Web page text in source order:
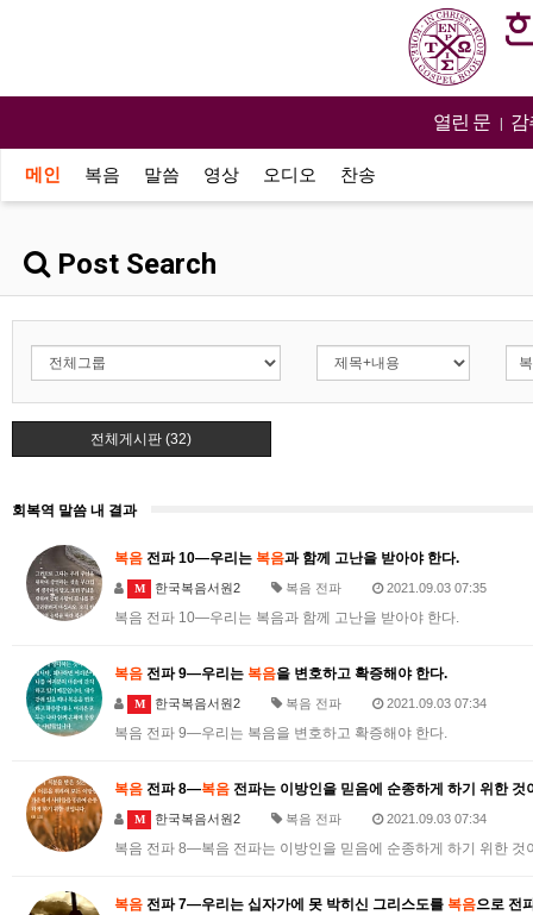
열린 문 | 감
메인 복음 말씀 영상 오디오 찬송
Post Search
전체게시판 (32)
회복역 말씀 내 결과
복음 전파 10―우리는 복음과 함께 고난을 받아야 한다.
M 한국복음서원2 복음 전파 2021.09.03 07:35
복음 전파 10―우리는 복음과 함께 고난을 받아야 한다.
복음 전파 9―우리는 복음을 변호하고 확증해야 한다.
M 한국복음서원2 복음 전파 2021.09.03 07:34
복음 전파 9―우리는 복음을 변호하고 확증해야 한다.
복음 전파 8―복음 전파는 이방인을 믿음에 순종하게 하기 위한 것
M 한국복음서원2 복음 전파 2021.09.03 07:34
복음 전파 8―복음 전파는 이방인을 믿음에 순종하게 하기 위한 것
복음 전파 7―우리는 십자가에 못 박히신 그리스도를 복음으로 전